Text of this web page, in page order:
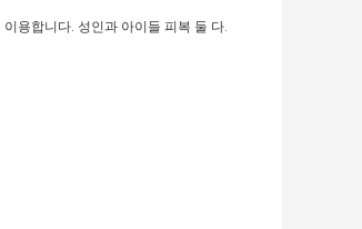
용합니다. 성인과 아이들 피복 둘 다.